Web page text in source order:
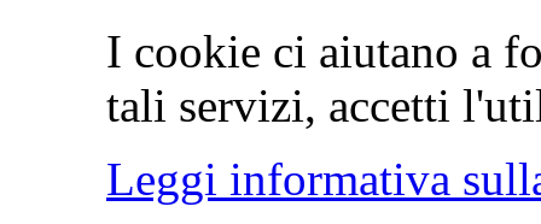
I cookie ci aiutano a
tali servizi, accetti
Leggi informativa